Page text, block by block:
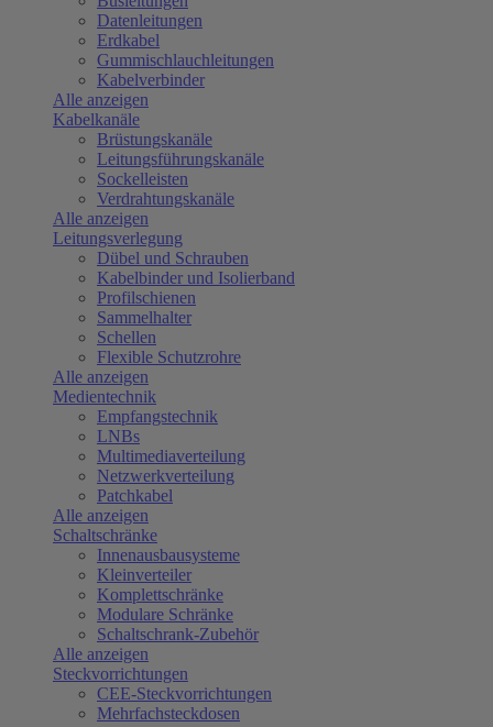
Datenleitungen
Erdkabel
Gummischlauchleitungen
Kabelverbinder
Alle anzeigen
Kabelkanäle
Brüstungskanäle
Leitungsführungskanäle
Sockelleisten
Verdrahtungskanäle
Alle anzeigen
Leitungsverlegung
Dübel und Schrauben
Kabelbinder und Isolierband
Profilschienen
Sammelhalter
Schellen
Flexible Schutzrohre
Alle anzeigen
Medientechnik
Empfangstechnik
LNBs
Multimediaverteilung
Netzwerkverteilung
Patchkabel
Alle anzeigen
Schaltschränke
Innenausbausysteme
Kleinverteiler
Komplettschränke
Modulare Schränke
Schaltschrank-Zubehör
Alle anzeigen
Steckvorrichtungen
CEE-Steckvorrichtungen
Mehrfachsteckdosen